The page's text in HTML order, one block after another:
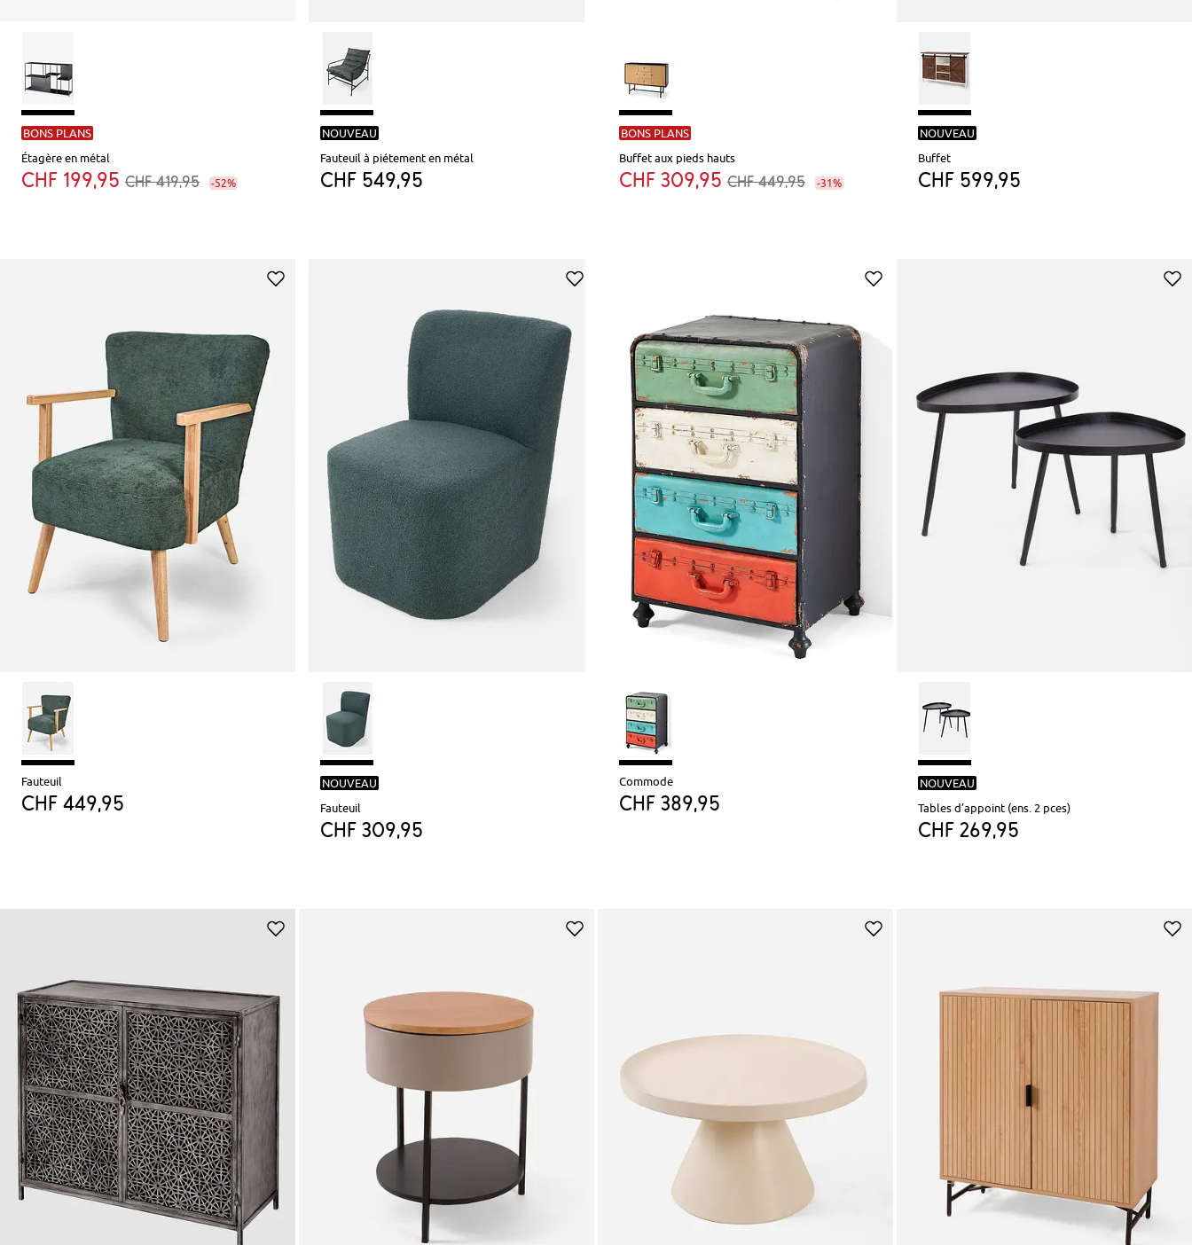
BONS PLANS
Étagère en métal
CHF 199,95 CHF 419,95 -52%
NOUVEAU
Fauteuil à piétement en métal
CHF 549,95
BONS PLANS
Buffet aux pieds hauts
CHF 309,95 CHF 449,95 -31%
NOUVEAU
Buffet
CHF 599,95
Fauteuil
CHF 449,95
NOUVEAU
Fauteuil
CHF 309,95
Commode
CHF 389,95
NOUVEAU
Tables d’appoint (ens. 2 pces)
CHF 269,95